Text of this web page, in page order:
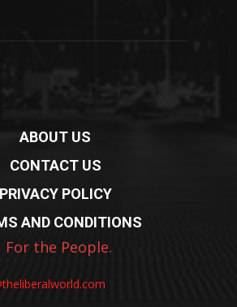
ABOUT US
CONTACT US
PRIVACY POLICY
AND CONDITIONS
For the People.